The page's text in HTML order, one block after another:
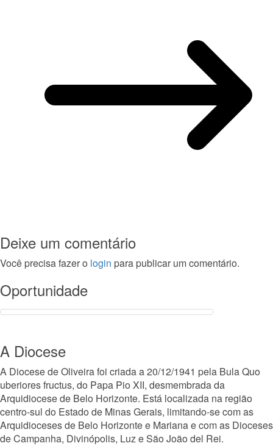
Deixe um comentário
Você precisa fazer o login para publicar um comentário.
Oportunidade
A Diocese
A Diocese de Oliveira foi criada a 20/12/1941 pela Bula Quo
uberiores fructus, do Papa Pio XII, desmembrada da
Arquidiocese de Belo Horizonte. Está localizada na região
centro-sul do Estado de Minas Gerais, limitando-se com as
Arquidioceses de Belo Horizonte e Mariana e com as Dioceses
de Campanha, Divinópolis, Luz e São João del Rei.